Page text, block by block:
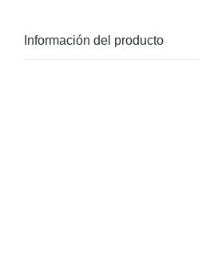
Información del producto